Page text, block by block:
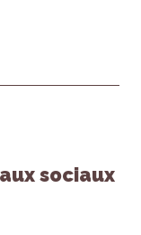
sociaux